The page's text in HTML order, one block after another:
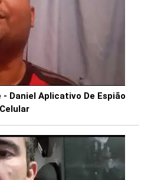
Daniel Aplicativo De Espião
Celular